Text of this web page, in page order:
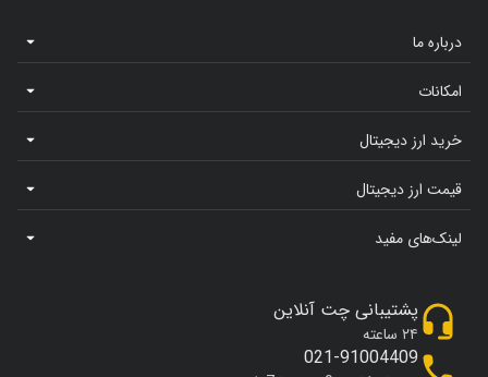
درباره ما
امکانات
خرید ارز دیجیتال
قیمت ارز دیجیتال
لینک‌های مفید
پشتیبانی چت آنلاین
۲۴ ساعته
021-91004409